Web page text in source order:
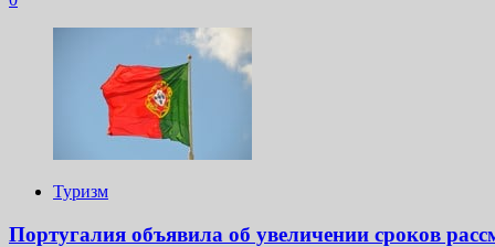
Туризм
Португалия объявила об увеличении сроков